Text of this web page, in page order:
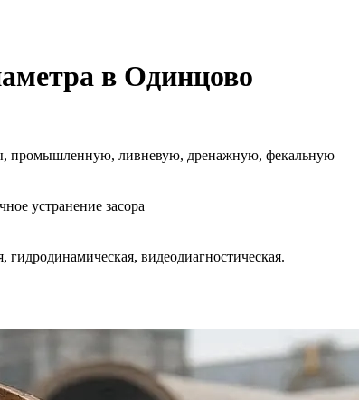
в Одинцово
промышленную, ливневую, дренажную, фекальную
устранение засора
гидродинамическая, видеодиагностическая.